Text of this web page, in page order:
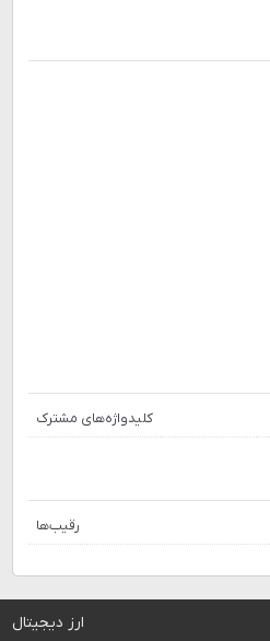
کلیدواژه‌های مشترک
رقیب‌ها
ارز دیجیتال